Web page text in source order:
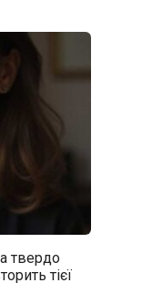
твердо
тієї